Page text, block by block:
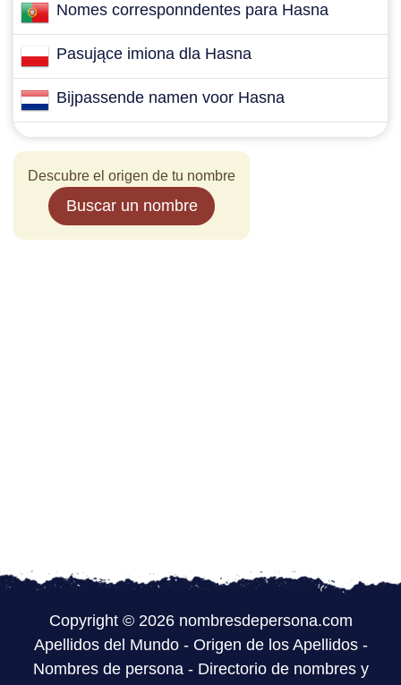
Nomes corresponndentes para Hasna
Pasujące imiona dla Hasna
Bijpassende namen voor Hasna
Descubre el origen de tu nombre
Buscar un nombre
Copyright © 2026 nombresdepersona.com
Apellidos del Mundo- Origen de los Apellidos-
Nombres de persona- Directorio de nombres y